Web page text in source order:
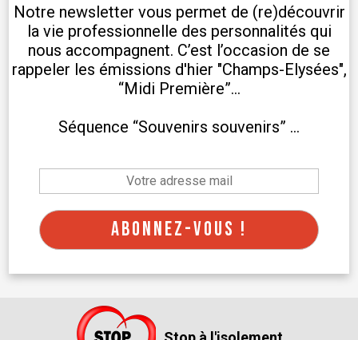
Notre newsletter vous permet de (re)découvrir
la vie professionnelle des personnalités qui
nous accompagnent. C’est l’occasion de se
rappeler les émissions d'hier "Champs-Elysées",
“Midi Première”...
Séquence “Souvenirs souvenirs” …
Abonnez-vous !